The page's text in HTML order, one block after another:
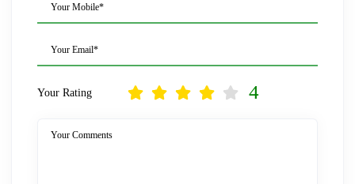
Your Mobile*
Your Email*
Your Rating 4
Your Comments